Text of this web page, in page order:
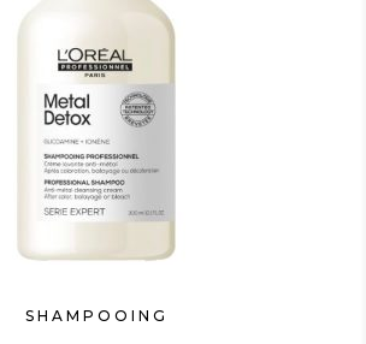
SHAMPOOING